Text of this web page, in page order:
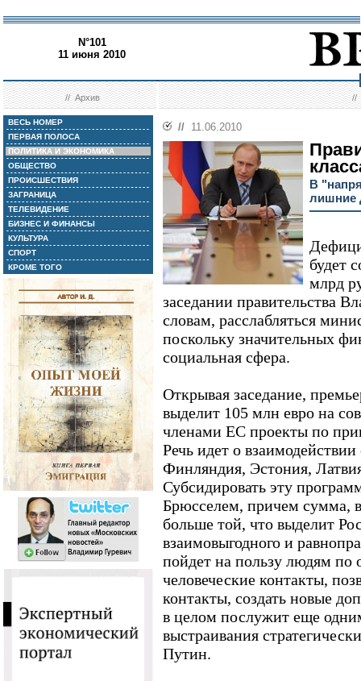
N°101
11 июня 2010
//Архив //
ВЕСЬ НОМЕР
ПЕРВАЯ ПОЛОСА
ПОЛИТИКА И ЭКОНОМИКА
ОБЩЕСТВО
ПРОИСШЕСТВИЯ
ЗАГРАНИЦА
ТЕЛЕВИДЕНИЕ
БИЗНЕС И ФИНАНСЫ
КУЛЬТУРА
СПОРТ
КРОМЕ ТОГО
// 11.06.2010
В
лишние
будет
млрд
заседании правительства
словам, расслабляться
поскольку значительных
социальная сфера.
Открывая заседание,
выделит 105 млн евро на
членами ЕС проекты по
Речь идет о
Финляндия, Эстония,
Субсидировать эту
Брюсселем, причем сумма,
больше той, что выделит
взаимовыгодного и
пойдет на пользу людям по
человеческие контакты,
контакты, создать новые
в целом послужит еще
выстраивания
Путин.